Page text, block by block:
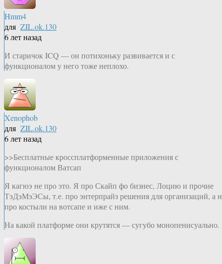
Hmm4
для ZIL.ok.130
6 лет назад
И старичок ICQ — он потихоньку развивается и с
функционалом у него тоже неплохо.
Xenophob
для ZIL.ok.130
6 лет назад
>>Бесплатные кроссплатформенные приложения с
функционалом Ватсап
Я кагюэ не про это. Я про Скайп фо бизнес, Лоцию и прочие
ТэДэМэЭСы, т.е. про энтерпрайз решения для организаций, а
про костыли на вотсапе и иже с ним.
На какой платформе они крутятся — сугубо монопенисуально.